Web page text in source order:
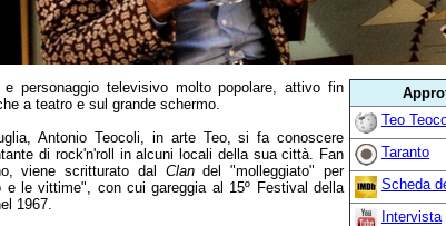
Teo
Taranto
Scheda
Intervista
e personaggio televisivo molto popolare, attivo fin
a teatro e sul grande schermo.
Antonio Teocoli, in arte Teo, si fa conoscere
di rock'n'roll in alcuni locali della sua città. Fan
viene scritturato dal Clandel "molleggiato" per
e le vittime", con cui gareggia al 15º Festival della
1967.